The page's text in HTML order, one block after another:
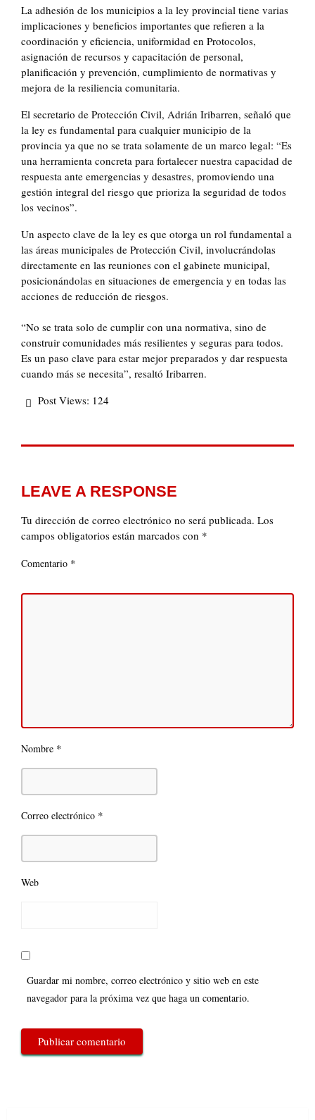
La adhesión de los municipios a la ley provincial tiene varias
implicaciones y beneficios importantes que refieren a la
coordinación y eficiencia, uniformidad en Protocolos,
asignación de recursos y capacitación de personal,
planificación y prevención, cumplimiento de normativas y
mejora de la resiliencia comunitaria.
El secretario de Protección Civil, Adrián Iribarren, señaló que
la ley es fundamental para cualquier municipio de la
provincia ya que no se trata solamente de un marco legal: “Es
una herramienta concreta para fortalecer nuestra capacidad de
respuesta ante emergencias y desastres, promoviendo una
gestión integral del riesgo que prioriza la seguridad de todos
los vecinos”.
Un aspecto clave de la ley es que otorga un rol fundamental a
las áreas municipales de Protección Civil, involucrándolas
directamente en las reuniones con el gabinete municipal,
posicionándolas en situaciones de emergencia y en todas las
acciones de reducción de riesgos.
“No se trata solo de cumplir con una normativa, sino de
construir comunidades más resilientes y seguras para todos.
Es un paso clave para estar mejor preparados y dar respuesta
cuando más se necesita”, resaltó Iribarren.
Post Views: 124
LEAVE A RESPONSE
Tu dirección de correo electrónico no será publicada. Los
campos obligatorios están marcados con *
Comentario *
Nombre *
Correo electrónico *
Web
Guardar mi nombre, correo electrónico y sitio web en este
navegador para la próxima vez que haga un comentario.